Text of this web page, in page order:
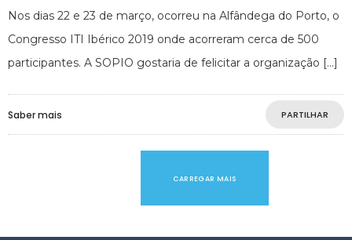
Nos dias 22 e 23 de março, ocorreu na Alfândega do Porto, o
Congresso ITI Ibérico 2019 onde acorreram cerca de 500
participantes. A SOPIO gostaria de felicitar a organização
Saber mais PARTILHAR
CARREGAR MAIS